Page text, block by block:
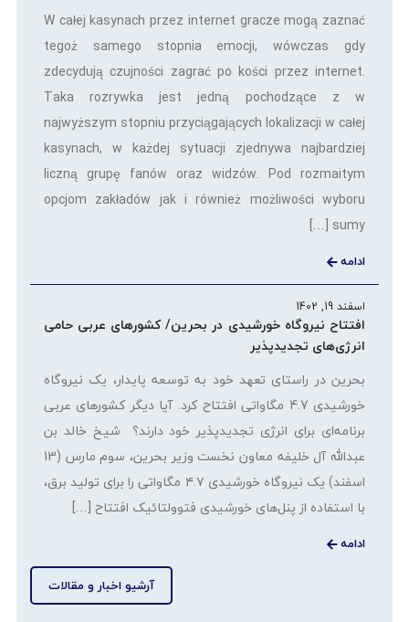
W całej kasynach przez internet gracze mogą zaznać
tegoż samego stopnia emocji, wówczas gdy
zdecydują czujności zagrać po kości przez internet.
Taka rozrywka jest jedną pochodzące z w
najwyższym stopniu przyciągających lokalizacji w całej
kasynach, w każdej sytuacji zjednywa najbardziej
liczną grupę fanów oraz widzów. Pod rozmaitym
opcjom zakładów jak i również możliwości wyboru
sumy […]
ادامه
اسفند 19, 1402
افتتاح نیروگاه خورشیدی در بحرین/ کشورهای عربی حامی
انرژی‌های تجدیدپذیر
بحرین در راستای تعهد خود به توسعه پایدار، یک نیروگاه
خورشیدی 4.7 مگاواتی افتتاح کرد. آیا دیگر کشورهای عربی
برنامه‌ای برای انرژی تجدیدپذیر خود دارند؟ شیخ خالد بن
عبدالله آل خلیفه معاون نخست وزیر بحرین، سوم مارس (13
اسفند) یک نیروگاه خورشیدی ۴.۷ مگاواتی را برای تولید برق،
با استفاده از پنل‌های خورشیدی فتوولتائیک افتتاح […]
ادامه
آرشیو اخبار و مقالات